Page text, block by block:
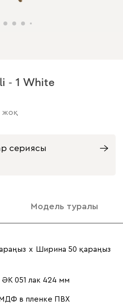
- 1 White
жоқ
сериясы
Модель туралы
х Ширина 50 қараңыз
ӘК 051 лак 424 мм
в пленке ПВХ